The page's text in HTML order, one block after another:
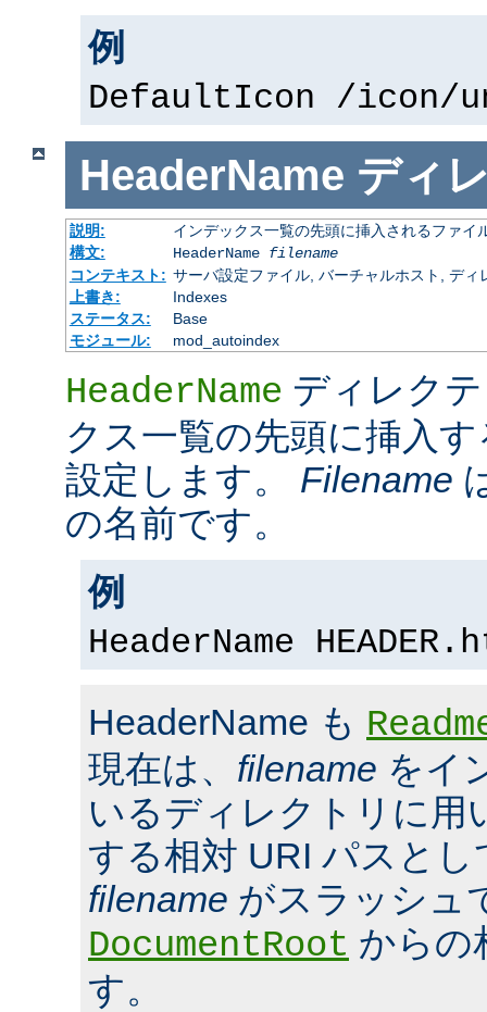
例
DefaultIcon /icon/
HeaderName ディ
説明:
インデックス一覧の先頭に挿入されるファイ
構文:
HeaderName filename
コンテキスト: サーバ設定ファイル, バーチャルホスト, ディ
上書き:
Indexes
ステータス:
Base
モジュール:
mod_autoindex
HeaderName ディレク
クス一覧の先頭に挿入
設定します。 Filename
の名前です。
例
HeaderName
HeaderName も
現在は、 filename をイ
いるディレクトリに用
する相対 URI パスと
filename がスラッシュ
DocumentRoot からの
す。